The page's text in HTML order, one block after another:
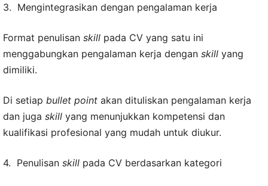
3. Mengintegrasikan dengan pengalaman kerja
Format penulisan skill pada CV yang satu ini
menggabungkan pengalaman kerja dengan skill yang
dimiliki.
Di setiap bullet point akan dituliskan pengalaman kerja
dan juga skill yang menunjukkan kompetensi dan
kualifikasi profesional yang mudah untuk diukur.
4. Penulisan skill pada CV berdasarkan kategori